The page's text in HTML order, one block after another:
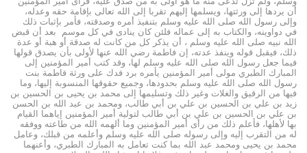
أن يردها إلى ورثتها، ويسلمها إليهم تقربا إلى الله تعالى بإقامة حقه وعدله،
وإلى رسول الله صلى الله عليه وسلم بتنفيذ أمره وصدقته، فأمر بإثبات ذلك
في دواوينه، والكتاب به إلى عماله فلئن كان ينادى في كل موسم بعد أن قبض
الله نبيه صلى الله عليه وسلم ، أن يذكر كل من كانت له صدقة أو هبة أو عدة
ذلك، فيقبل قوله وينفذ عدته، إن فاطمة رضي الله عنها لأولى بأن يصدق قولها
فيما جعل رسول الله صلى الله عليه وسلم لها، وقد كتب أمير المؤمنين إلى
المبارك الطبري مولى أمير المؤمنين يأمره برد فدك على ورثة فاطمة بنت
رسول الله صلى الله عليه وسلم بحدودها، وجميع حقوقها المنسوبة إليها، وما
فيها من الرقيق والغلات وغير ذلك وتسليمها إلى محمد بن يحيى بن الحسين بن
زيد بن علي بن الحسين بن علي بن أبي طالب، ومحمد بن عبد الله بن الحسن
بن علي بن الحسين بن علي بن أبي طالب لتولية أمير المؤمنين إياهما القيام
بها لأهلها، فأعلم ذلك من رأى أمير المؤمنين وما ألهمه الله من طاعته ووفقه
له من التقرب إليه وإلى رسوله صلى الله عليه وسلم وأعلمه من قبلك، وعامل
محمد بن يحيى ومحمد عبد الله بما كنت تعامل به المبارك الطبري، وأعنهما